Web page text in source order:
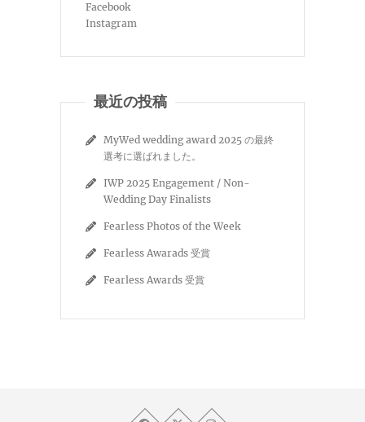
Facebook
Instagram
最近の投稿
MyWed wedding award 2025 の最終
選考に選ばれました。
IWP 2025 Engagement / Non-
Wedding Day Finalists
Fearless Photos of the Week
Fearless Awarads 受賞
Fearless Awards 受賞